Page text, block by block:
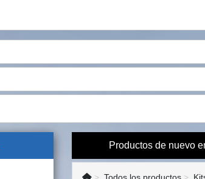
Productos de nuevo